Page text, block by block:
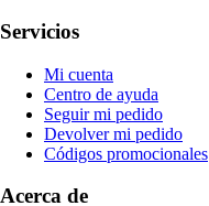
Servicios
Mi cuenta
Centro de ayuda
Seguir mi pedido
Devolver mi pedido
Códigos promocionales
Acerca de